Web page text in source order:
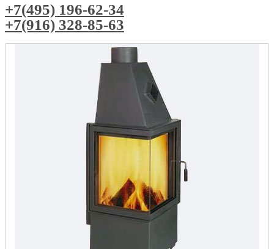
+7(495) 196-62-34
+7(916) 328-85-63